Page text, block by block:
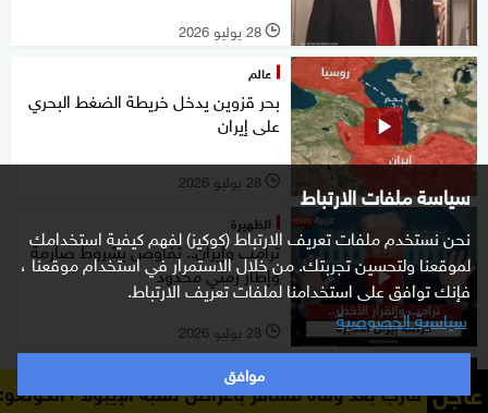
سياسة ملفات الارتباط
نحن نستخدم ملفات تعريف الارتباط (كوكيز) لفهم كيفية استخدامك
لموقعنا ولتحسين تجربتك. من خلال الاستمرار في استخدام موقعنا ،
فإنك توافق على استخدامنا لملفات تعريف الارتباط.
سياسية الخصوصية
موافق
l 28 يوليو 2026
عالم
بحر قزوين يدخل خريطة الضغط البحري
على إيران
l 28 يوليو 2026
الظهيرة
ترامب وإيران.. تفاوض بشروط صارمة
وإطار زمني محدود
l 28 يوليو 2026
ستوديوone مع فضيلة
نتنياهو إلى واشنطن.. وترامب يمنح عاجل الكونغو: مراقبة نحو 200 راكب على متن قارب بعد وفاة مسافر بأعراض تشبه الإيبولا